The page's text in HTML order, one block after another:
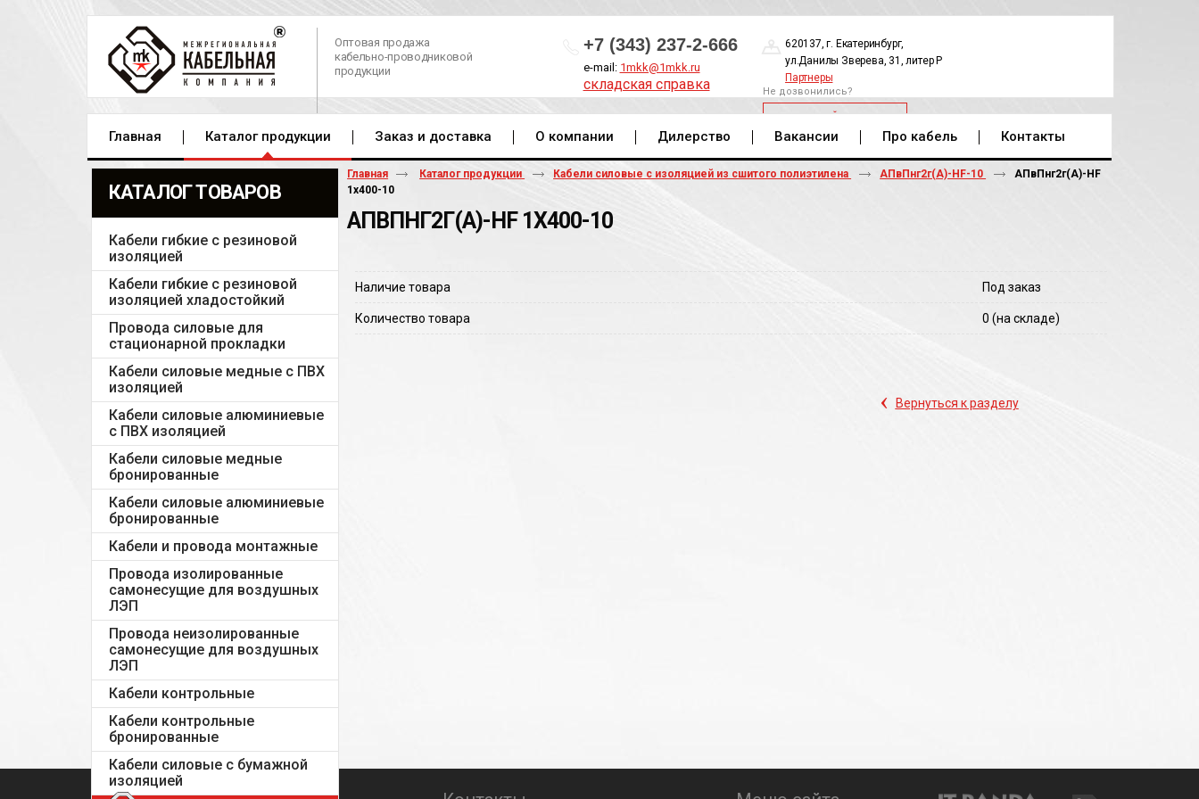
Оптовая продажа
кабельно-проводниковой
продукции
+7 (343) 237-2-666
e-mail: 1mkk@1mkk.ru
складская справка
620137, г. Екатеринбург,
ул.Данилы Зверева, 31, литер Р
Партнеры
Не дозвонились?
ОБРАТНЫЙ ЗВОНОК
Главная Каталог продукции Заказ и доставка О компании Дилерство Вакансии Про кабель Контакты
КАТАЛОГ ТОВАРОВ
Кабели гибкие с резиновой
изоляцией
Кабели гибкие с резиновой
изоляцией хладостойкий
Провода силовые для
стационарной прокладки
Кабели силовые медные с ПВХ
изоляцией
Кабели силовые алюминиевые
с ПВХ изоляцией
Кабели силовые медные
бронированные
Кабели силовые алюминиевые
бронированные
Кабели и провода монтажные
Провода изолированные
самонесущие для воздушных
ЛЭП
Провода неизолированные
самонесущие для воздушных
ЛЭП
Кабели контрольные
Кабели контрольные
бронированные
Кабели силовые с бумажной
изоляцией
Главная Каталог продукции Кабели силовые с изоляцией из сшитого полиэтилена АПвПнг2г(А)-HF-10
АПвПнг2г(A)-HF
1х400-10
АПВПНГ2Г(A)-HF 1Х400-10
Наличие товара Под заказ
Количество товара 0 (на складе)
‹ Вернуться к разделу